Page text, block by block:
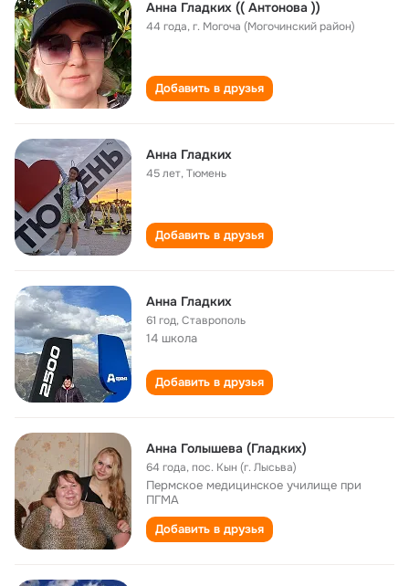
Анна Гладких (( Антонова ))
44 года,г. Могоча (Могочинский район)
Добавить в друзья
Анна Гладких
45 лет,Тюмень
Добавить в друзья
Анна Гладких
61 год,Ставрополь
14 школа
Добавить в друзья
Анна Голышева (Гладких)
64 года,пос. Кын (г. Лысьва)
Пермское медицинское училище при
ПГМА
Добавить в друзья